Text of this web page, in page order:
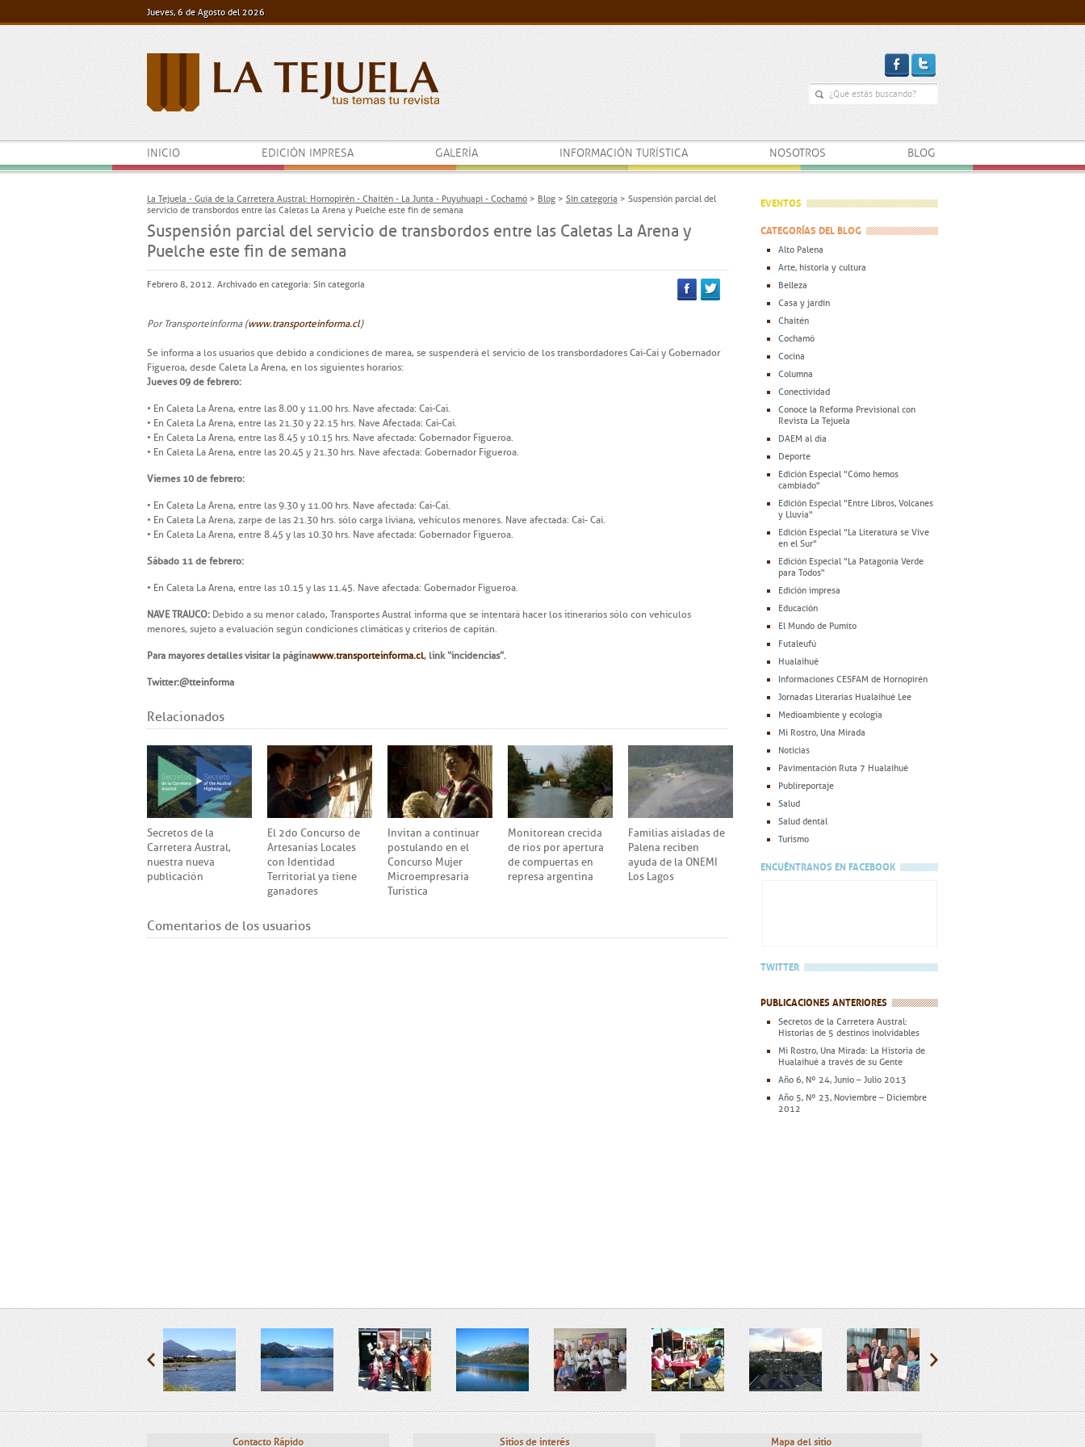
Jueves, 6 de Agosto del 2026
INICIO EDICIÓN IMPRESA GALERÍA INFORMACIÓN TURÍSTICA NOSOTROS BLOG
La Tejuela - Guía de la Carretera Austral: Hornopirén - Chaitén - La Junta - Puyuhuapi - Cochamó > Blog > Sin categoría > Suspensión parcial del
servicio de transbordos entre las Caletas La Arena y Puelche este fin de semana
Suspensión parcial del servicio de transbordos entre las Caletas La Arena y
Puelche este fin de semana
Febrero 8, 2012. Archivado en categoría: Sin categoría
Por Transporteinforma (www.transporteinforma.cl)
Se informa a los usuarios que debido a condiciones de marea, se suspenderá el servicio de los transbordadores Cai-Cai y Gobernador
Figueroa, desde Caleta La Arena, en los siguientes horarios:
Jueves 09 de febrero:
• En Caleta La Arena, entre las 8.00 y 11.00 hrs. Nave afectada: Cai-Cai.
• En Caleta La Arena, entre las 21.30 y 22.15 hrs. Nave Afectada: Cai-Cai.
• En Caleta La Arena, entre las 8.45 y 10.15 hrs. Nave afectada: Gobernador Figueroa.
• En Caleta La Arena, entre las 20.45 y 21.30 hrs. Nave afectada: Gobernador Figueroa.
Viernes 10 de febrero:
• En Caleta La Arena, entre las 9.30 y 11.00 hrs. Nave afectada: Cai-Cai.
• En Caleta La Arena, zarpe de las 21.30 hrs. sólo carga liviana, vehículos menores. Nave afectada: Cai- Cai.
• En Caleta La Arena, entre 8.45 y las 10.30 hrs. Nave afectada: Gobernador Figueroa.
Sábado 11 de febrero:
• En Caleta La Arena, entre las 10.15 y las 11.45. Nave afectada: Gobernador Figueroa.
NAVE TRAUCO: Debido a su menor calado, Transportes Austral informa que se intentará hacer los itinerarios sólo con vehículos
menores, sujeto a evaluación según condiciones climáticas y criterios de capitán.
Para mayores detalles visitar la páginawww.transporteinforma.cl, link “incidencias”.
Twitter: @tteinforma
Relacionados
Secretos de la
Carretera Austral,
nuestra nueva
publicación
El 2do Concurso de
Artesanías Locales
con Identidad
Territorial ya tiene
ganadores
Invitan a continuar
postulando en el
Concurso Mujer
Microempresaria
Turística
Monitorean crecida
de ríos por apertura
de compuertas en
represa argentina
Familias aisladas de
Palena reciben
ayuda de la ONEMI
Los Lagos
Comentarios de los usuarios
EVENTOS
CATEGORÍAS DEL BLOG
Alto Palena
Arte, historia y cultura
Belleza
Casa y jardín
Chaitén
Cochamó
Cocina
Columna
Conectividad
Conoce la Reforma Previsional con
Revista La Tejuela
DAEM al día
Deporte
Edición Especial "Cómo hemos
cambiado"
Edición Especial "Entre Libros, Volcanes
y Lluvia"
Edición Especial "La Literatura se Vive
en el Sur"
Edición Especial "La Patagonia Verde
para Todos"
Edición impresa
Educación
El Mundo de Pumito
Futaleufú
Hualaihué
Informaciones CESFAM de Hornopirén
Jornadas Literarias Hualaihué Lee
Medioambiente y ecología
Mi Rostro, Una Mirada
Noticias
Pavimentación Ruta 7 Hualaihué
Publireportaje
Salud
Salud dental
Turismo
ENCUÉNTRANOS EN FACEBOOK
TWITTER
PUBLICACIONES ANTERIORES
Secretos de la Carretera Austral:
Historias de 5 destinos inolvidables
Mi Rostro, Una Mirada: La Historia de
Hualaihué a través de su Gente
Año 6, Nº 24, Junio – Julio 2013
Año 5, Nº 23, Noviembre – Diciembre
2012
Contacto Rápido Sitios de interés Mapa del sitio